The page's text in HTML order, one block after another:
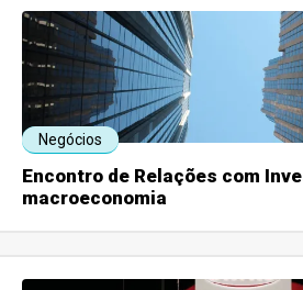
Negócios
Encontro de Relações com
macroeconomia